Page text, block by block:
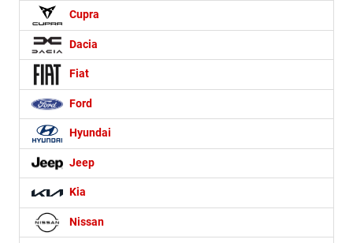
Cupra
Dacia
Fiat
Ford
Hyundai
Jeep
Kia
Nissan